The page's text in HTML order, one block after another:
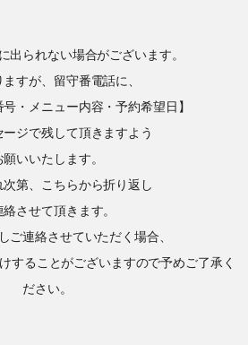
出られない場合がございます。
すが、留守番電話に、
号・メニュー内容・予約希望日】
ージで残して頂きますよう
願いいたします。
次第、こちらから折り返し
絡させて頂きます。
ご連絡させていただく場合、
することがございますので予めご了承く
ださい。